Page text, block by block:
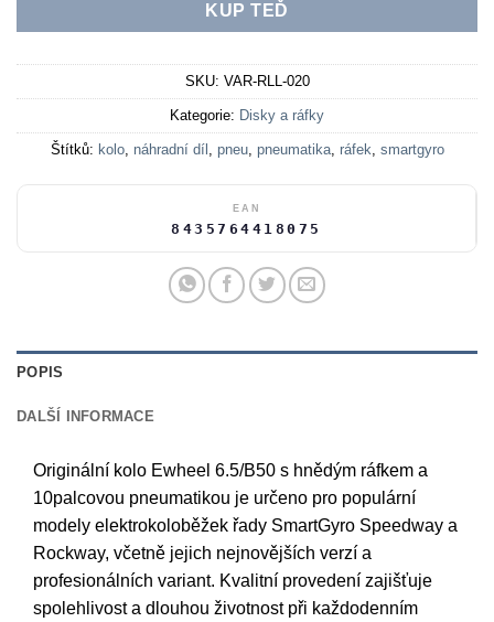
KUP TEĎ
SKU: VAR-RLL-020
Kategorie: Disky a ráfky
Štítků: kolo, náhradní díl , pneu, pneumatika, ráfek, smartgyro
EAN
8435764418075
POPIS
DALŠÍ INFORMACE
Originální kolo Ewheel 6.5/B50 s hnědým ráfkem a
10palcovou pneumatikou je určeno pro populární
modely elektrokoloběžek řady SmartGyro Speedway a
Rockway, včetně jejich nejnovějších verzí a
profesionálních variant. Kvalitní provedení zajišťuje
spolehlivost a dlouhou životnost při každodenním